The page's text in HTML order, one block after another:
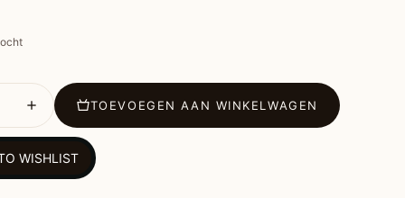
en conditionerend: Verwijdert productresten en
tegelijkertijd
stoffen: Bevat geen sulfaten, parabenen,
minerale oliën, kleurstoffen of DEA
TOEVOEGEN AAN WINKELWAGEN
WISHLIST